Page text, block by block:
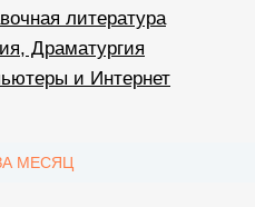
литература
Драматургия
и Интернет
МЕСЯЦ